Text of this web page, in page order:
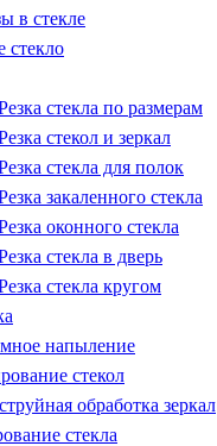
в стекле
стекло
стекла по размерам
стекол и зеркал
стекла для полок
закаленного стекла
оконного стекла
стекла в дверь
стекла кругом
напыление
стекол
обработка зеркал
стекла